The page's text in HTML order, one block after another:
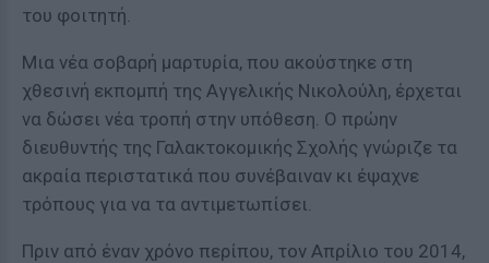
του φοιτητή.
Μια νέα σοβαρή μαρτυρία, που ακούστηκε στη
χθεσινή εκπομπή της Αγγελικής Νικολούλη, έρχεται
να δώσει νέα τροπή στην υπόθεση. Ο πρώην
διευθυντής της Γαλακτοκομικής Σχολής γνώριζε τα
ακραία περιστατικά που συνέβαιναν κι έψαχνε
τρόπους για να τα αντιμετωπίσει.
Πριν από έναν χρόνο περίπου, τον Απρίλιο του 2014,